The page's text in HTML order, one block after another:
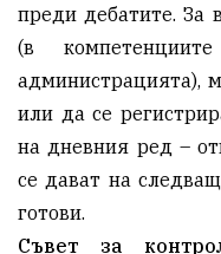
преди дебатите. За
(в
администрацията),
или да се
на дневния ред –
се дават на
готови.
Съвет за